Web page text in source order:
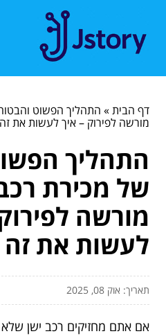
דף הבית» התהליך הפשוט
מורשה לפירוק – איך לעשות את זה
התהליך
של מכירת
מורשה
לעשות את זה
תאריך: אוק 08, 2025
אם אתם מחזיקים רכב ישן